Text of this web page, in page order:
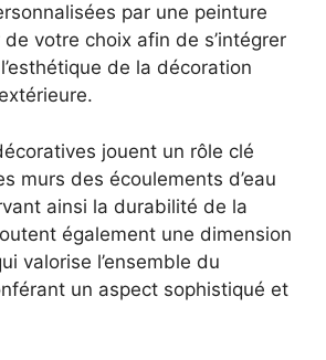
par une peinture
votre choix afin de s’intégrer
de la décoration
jouent un rôle clé
murs des écoulements d’eau
ainsi la durabilité de la
également une dimension
valorise l’ensemble du
un aspect sophistiqué et